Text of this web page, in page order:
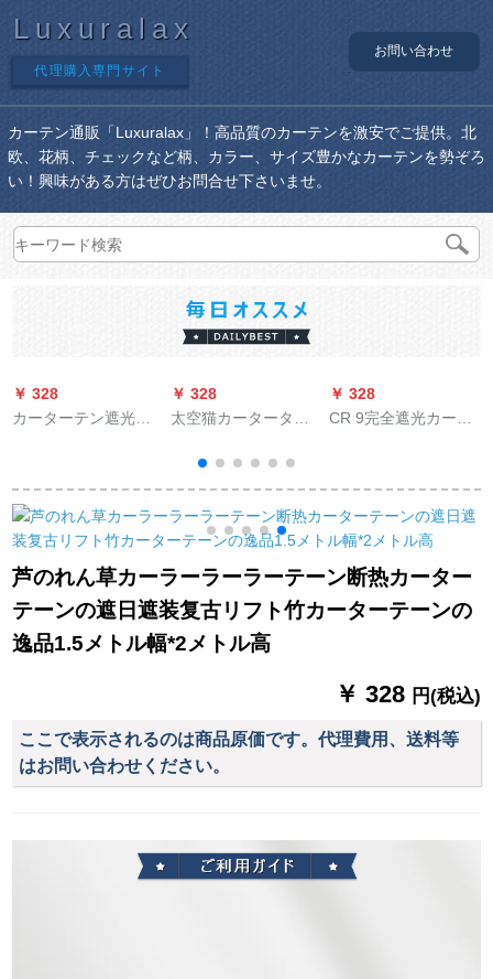
Luxuralax
代理購入専門サイト
お問い合わせ
カーテン通販「Luxuralax」！高品質のカーテンを激安でご提供。北
欧、花柄、チェックなど柄、カラー、サイズ豊かなカーテンを勢ぞろ
い！興味がある方はぜひお問合せ下さいませ。
￥ 328
カーターテン遮光パ
製のカードです。テ
ーラーで、窓を貸し
てください。窓の简
易メニ。青い二重壁-
透かしの1.5枚*1.5高
一枚(星明りを送りま
す。)
￥ 328
太空猫カーターター
な大气まねのカシミ
ヤの绿のツメに合せ
た遮光カーリング寝
室书房扫き出し窓ガ
ラス布-3116-扶苏绿1
メトルトルトルダム
ディーン価格
￥ 328
CR 9完全遮光カート
式ラッピング遮光カ
ーダーダーダーダー
ダーダーダーダーカ
ーンテリング0014
KZ-JL 10-完全遮光
芦のれん草カーラーラーラーテーン断热カーター
テーンの遮日遮装复古リフト竹カーターテーンの
逸品1.5メトル幅*2メトル高
￥ 328 円(税込)
ここで表示されるのは商品原価です。代理費用、送料等
はお問い合わせください。